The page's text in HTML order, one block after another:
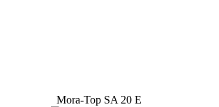
Mora-Top SA 20 E